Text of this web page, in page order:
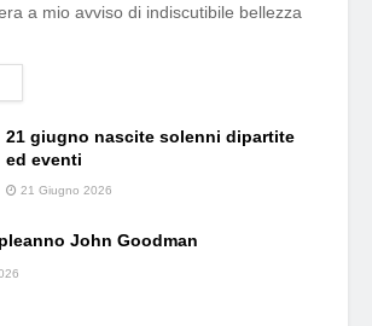
a mio avviso di indiscutibile bellezza
21 giugno nascite solenni dipartite
ed eventi
21 Giugno 2026
John Goodman